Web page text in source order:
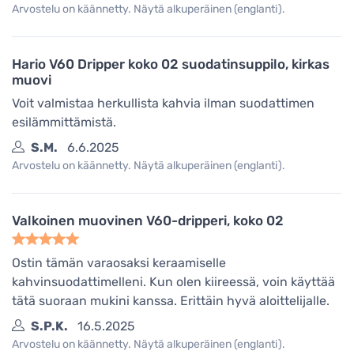
Arvostelu on käännetty. Näytä alkuperäinen (englanti).
Hario V60 Dripper koko 02 suodatinsuppilo, kirkas
muovi
Voit valmistaa herkullista kahvia ilman suodattimen
esilämmittämistä.
S.M.
6.6.2025
Arvostelu on käännetty. Näytä alkuperäinen (englanti).
Valkoinen muovinen V60-dripperi, koko 02
Ostin tämän varaosaksi keraamiselle
kahvinsuodattimelleni. Kun olen kiireessä, voin käyttää
tätä suoraan mukini kanssa. Erittäin hyvä aloittelijalle.
S.P.K.
16.5.2025
Arvostelu on käännetty. Näytä alkuperäinen (englanti).